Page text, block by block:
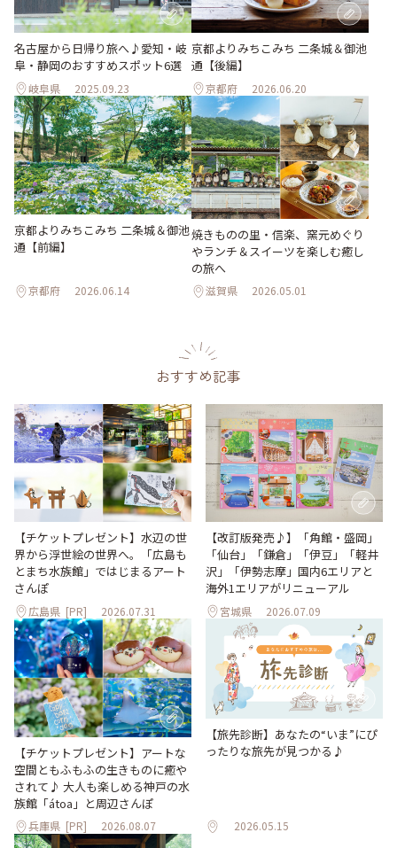
名古屋から日帰り旅へ♪愛知・岐
阜・静岡のおすすめスポット6選
岐阜県 2025.09.23
京都よりみちこみち 二条城＆御池
通【後編】
京都府 2026.06.20
京都よりみちこみち 二条城＆御池
通【前編】
京都府 2026.06.14
焼きものの里・信楽、窯元めぐり
やランチ＆スイーツを楽しむ癒し
の旅へ
滋賀県 2026.05.01
おすすめ記事
【チケットプレゼント】水辺の世
界から浮世絵の世界へ。「広島も
とまち水族館」ではじまるアート
さんぽ
広島県 [PR] 2026.07.31
【改訂版発売♪】「角館・盛岡」
「仙台」「鎌倉」「伊豆」「軽井
沢」「伊勢志摩」国内6エリアと
海外1エリアがリニューアル
宮城県 2026.07.09
【チケットプレゼント】アートな
空間ともふもふの生きものに癒や
されて♪ 大人も楽しめる神戸の水
族館「átoa」と周辺さんぽ
兵庫県 [PR] 2026.08.07
【旅先診断】あなたの“いま”にぴ
ったりな旅先が見つかる♪
2026.05.15